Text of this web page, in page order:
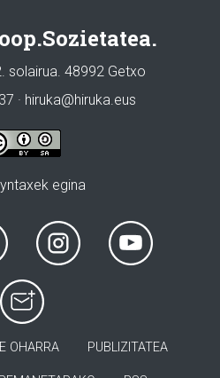
solairua. 48992 Getxo
· hiruka@hiruka.eus
egina
OHARRA PUBLIZITATEA